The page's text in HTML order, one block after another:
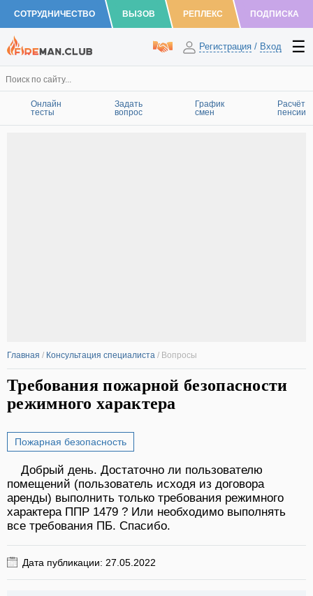
СОТРУДНИЧЕСТВО ВЫЗОВ РЕПЛЕКС ПОДПИСКА
Регистрация / Вход
Онлайн
тесты
Задать
вопрос
График
смен
Расчёт
пенсии
Главная / Консультация специалиста / Вопросы
Требования пожарной безопасности
режимного характера
Пожарная безопасность
Добрый день. Достаточно ли пользователю
помещений (пользователь исходя из договора
аренды) выполнить только требования режимного
характера ППР 1479 ? Или необходимо выполнять
все требования ПБ. Спасибо.
Дата публикации: 27.05.2022